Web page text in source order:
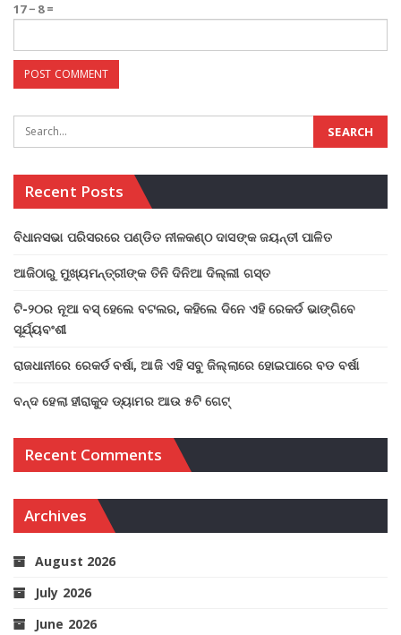
17 − 8 =
Recent Posts
ବିଧାନସଭା ପରିସରରେ ପଣ୍ଡିତ ନୀଳକଣ୍ଠ ଦାସଙ୍କ ଜୟନ୍ତୀ ପାଳିତ
ଆଜିଠାରୁ ମୁଖ୍ୟମନ୍ତ୍ରୀଙ୍କ ତିନି ଦିନିଆ ଦିଲ୍ଲୀ ଗସ୍ତ
ଟି-୨୦ର ନୂଆ ବସ୍ ହେଲେ ବଟଲର, କହିଲେ ଦିନେ ଏହି ରେକର୍ଡ ଭାଙ୍ଗିବେ
ସୂର୍ଯ୍ୟବଂଶୀ
ରାଜଧାନୀରେ ରେକର୍ଡ ବର୍ଷା, ଆଜି ଏହି ସବୁ ଜିଲ୍ଲାରେ ହୋଇପାରେ ବଡ ବର୍ଷା
ବନ୍ଦ ହେଲା ହୀରାକୁଦ ଡ୍ୟାମର ଆଉ ୫ଟି ଗେଟ୍
Recent Comments
Archives
August 2026
July 2026
June 2026